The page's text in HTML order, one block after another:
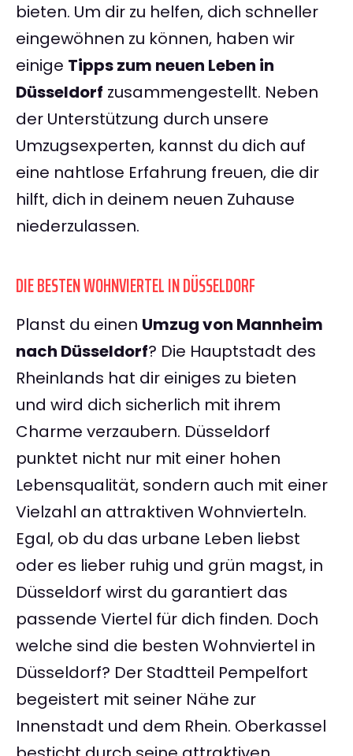
bieten. Um dir zu helfen, dich schneller
eingewöhnen zu können, haben wir
einige Tipps zum neuen Leben in
Düsseldorf zusammengestellt. Neben
der Unterstützung durch unsere
Umzugsexperten, kannst du dich auf
eine nahtlose Erfahrung freuen, die dir
hilft, dich in deinem neuen Zuhause
niederzulassen.
DIE BESTEN WOHNVIERTEL IN DÜSSELDORF
Planst du einen Umzug von Mannheim
nach Düsseldorf? Die Hauptstadt des
Rheinlands hat dir einiges zu bieten
und wird dich sicherlich mit ihrem
Charme verzaubern. Düsseldorf
punktet nicht nur mit einer hohen
Lebensqualität, sondern auch mit einer
Vielzahl an attraktiven Wohnvierteln.
Egal, ob du das urbane Leben liebst
oder es lieber ruhig und grün magst, in
Düsseldorf wirst du garantiert das
passende Viertel für dich finden. Doch
welche sind die besten Wohnviertel in
Düsseldorf? Der Stadtteil Pempelfort
begeistert mit seiner Nähe zur
Innenstadt und dem Rhein. Oberkassel